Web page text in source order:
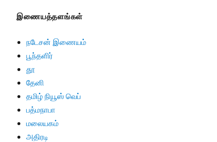
இணையத்தளங்கள்
நடேசன் இணையம்
பூந்தளிர்
தூ
தேனி
தமிழ் நியூஸ் வெப்
பத்மநாபா
மலையகம்
அதிரடி